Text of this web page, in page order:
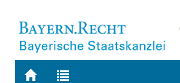
Zur
Zur